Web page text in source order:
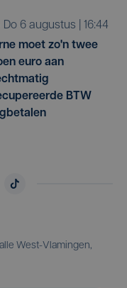
do 6 augustus | 16:44
moet zo'n twee
euro aan
BTW
West-Vlamingen,